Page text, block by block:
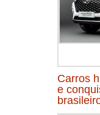
Carros
e